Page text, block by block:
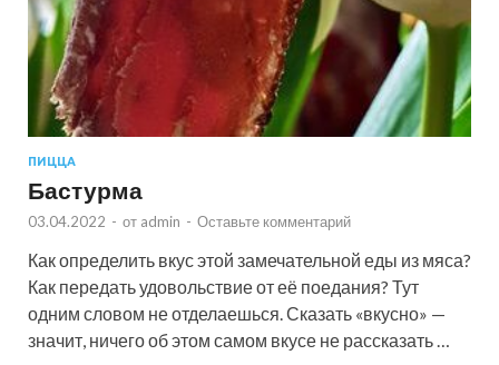
ПИЦЦА
Бастурма
03.04.2022 - от admin - Оставьте комментарий
Как определить вкус этой замечательной еды из мяса?
Как передать удовольствие от её поедания? Тут
одним словом не отделаешься. Сказать «вкусно» —
значит, ничего об этом самом вкусе не рассказать …